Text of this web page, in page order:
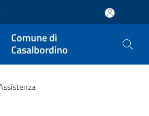
Comune di
Casalbordino